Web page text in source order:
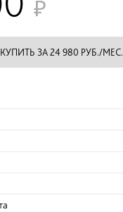
КУПИТЬ ЗА 24 980 РУБ./МЕС.